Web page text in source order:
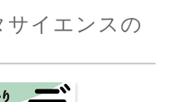
サイエンスの